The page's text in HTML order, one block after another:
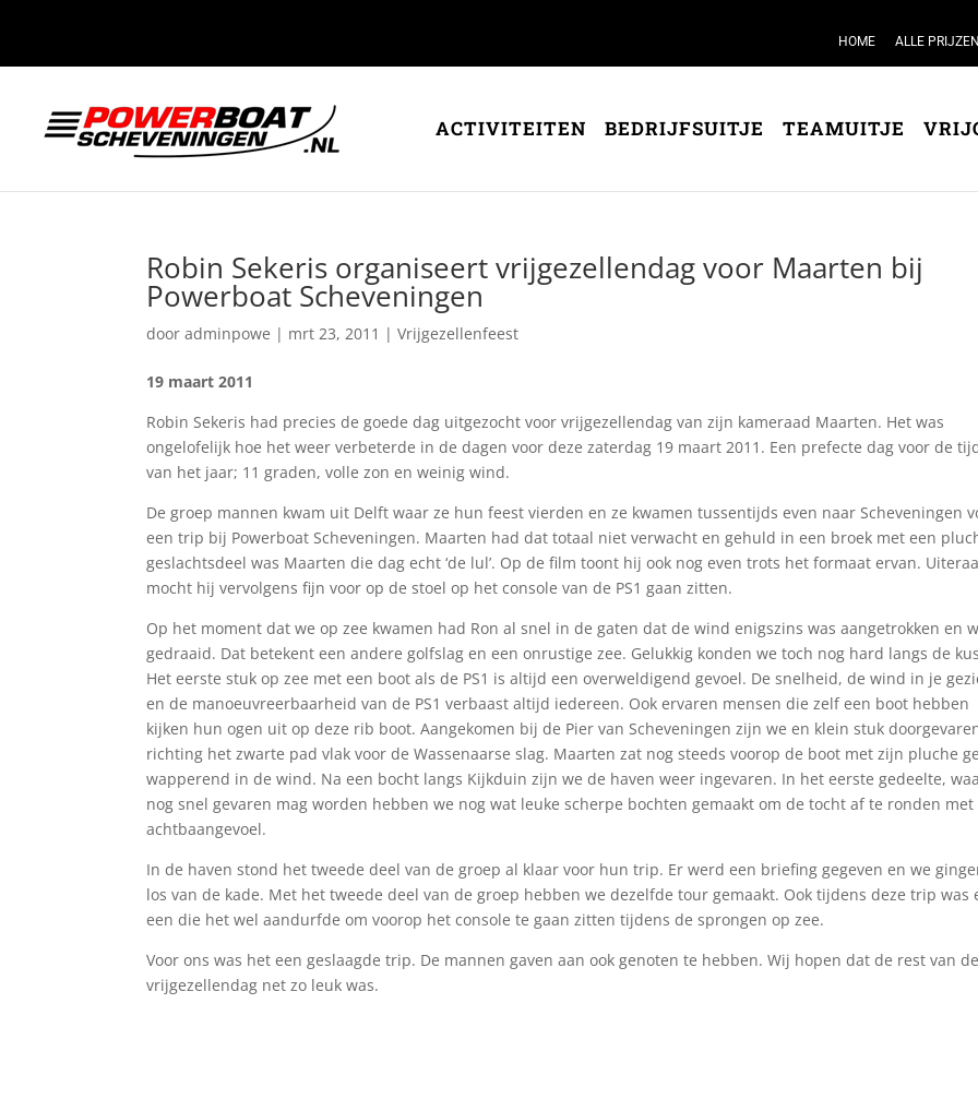
HOME ALLE PRIJZEN
ACTIVITEITEN BEDRIJFSUITJE TEAMUITJE
Robin Sekeris organiseert vrijgezellendag voor Maarten bij
Powerboat Scheveningen
dooradminpowe | mrt 23, 2011 |Vrijgezellenfeest
19 maart 2011
Robin Sekeris had precies de goede dag uitgezocht voor vrijgezellendag van zijn kameraad Maarten. Het was
ongelofelijk hoe het weer verbeterde in de dagen voor deze zaterdag 19 maart 2011. Een prefecte dag voor de
van het jaar; 11 graden, volle zon en weinig wind.
De groep mannen kwam uit Delft waar ze hun feest vierden en ze kwamen tussentijds even naar Scheveningen
een trip bij Powerboat Scheveningen. Maarten had dat totaal niet verwacht en gehuld in een broek met een
geslachtsdeel was Maarten die dag echt ‘de lul’. Op de film toont hij ook nog even trots het formaat ervan.
mocht hij vervolgens fijn voor op de stoel op het console van de PS1 gaan zitten.
Op het moment dat we op zee kwamen had Ron al snel in de gaten dat de wind enigszins was aangetrokken en
gedraaid. Dat betekent een andere golfslag en een onrustige zee. Gelukkig konden we toch nog hard langs de
Het eerste stuk op zee met een boot als de PS1 is altijd een overweldigend gevoel. De snelheid, de wind in je
en de manoeuvreerbaarheid van de PS1 verbaast altijd iedereen. Ook ervaren mensen die zelf een boot hebben
kijken hun ogen uit op deze rib boot. Aangekomen bij de Pier van Scheveningen zijn we en klein stuk
richting het zwarte pad vlak voor de Wassenaarse slag. Maarten zat nog steeds voorop de boot met zijn pluche
wapperend in de wind. Na een bocht langs Kijkduin zijn we de haven weer ingevaren. In het eerste gedeelte,
nog snel gevaren mag worden hebben we nog wat leuke scherpe bochten gemaakt om de tocht af te ronden met
achtbaangevoel.
In de haven stond het tweede deel van de groep al klaar voor hun trip. Er werd een briefing gegeven en we
los van de kade. Met het tweede deel van de groep hebben we dezelfde tour gemaakt. Ook tijdens deze trip was
een die het wel aandurfde om voorop het console te gaan zitten tijdens de sprongen op zee.
Voor ons was het een geslaagde trip. De mannen gaven aan ook genoten te hebben. Wij hopen dat de rest van de
vrijgezellendag net zo leuk was.